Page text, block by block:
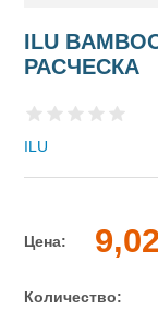
ILU
РАСЧЕСКА
ILU
Цена:
Количество: